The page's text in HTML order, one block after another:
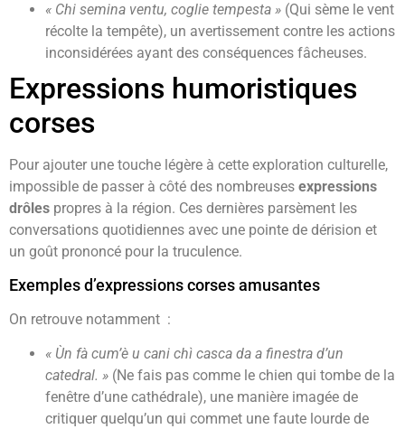
« Chi semina ventu, coglie tempesta » (Qui sème le vent
récolte la tempête), un avertissement contre les actions
inconsidérées ayant des conséquences fâcheuses.
Expressions humoristiques
corses
Pour ajouter une touche légère à cette exploration culturelle,
impossible de passer à côté des nombreuses expressions
drôles propres à la région. Ces dernières parsèment les
conversations quotidiennes avec une pointe de dérision et
un goût prononcé pour la truculence.
Exemples d’expressions corses amusantes
On retrouve notamment :
« Ùn fà cum’è u cani chì casca da a finestra d’un
catedral. » (Ne fais pas comme le chien qui tombe de la
fenêtre d’une cathédrale), une manière imagée de
critiquer quelqu’un qui commet une faute lourde de